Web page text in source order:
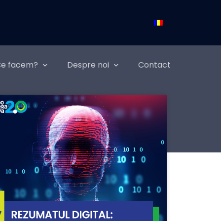
facem? Despre noi Contact
Relații Publice & Comunicare
PR, strategii de imagine, evenimente, CSR,
comunicare de criză, branding de angajator,
comunicare internă, mass-media, achiziții
media, endorsement cu celebrități și lideri de
opinie, PR stunts.
Workshop-uri pentru companii
create pentru a soluționa problemele